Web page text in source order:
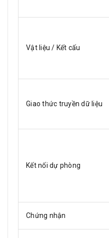
Vật liệu / Kết cấu
Giao thức truyền dữ liệu
Kết nối dự phòng
Chứng nhận